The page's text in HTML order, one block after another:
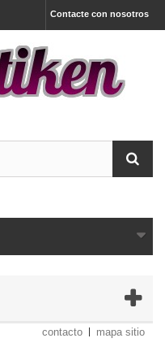
Contacte con nosotros
contacto mapa sitio